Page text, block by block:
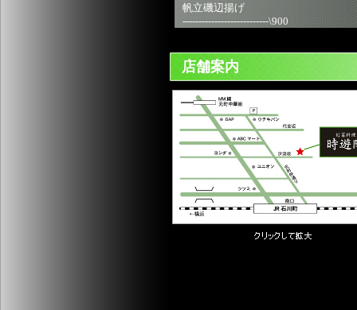
帆立磯辺揚げ
---------------------------\900
店舗案内